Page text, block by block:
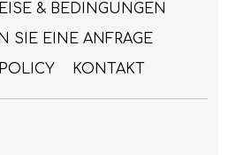
& BEDINGUNGEN
SIE EINE ANFRAGE
KONTAKT